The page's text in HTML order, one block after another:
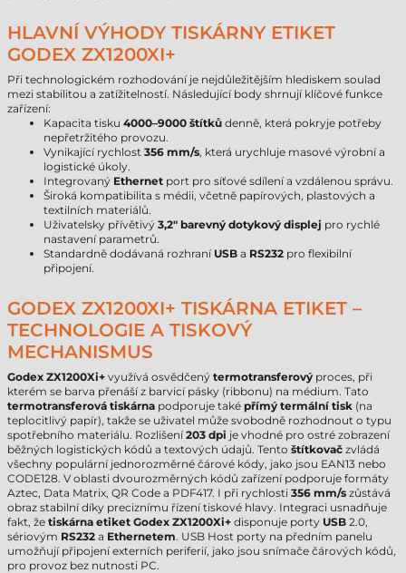
HLAVNÍ VÝHODY TISKÁRNY ETIKET
GODEX ZX1200XI+
Při technologickém rozhodování je nejdůležitějším hlediskem soulad
mezi stabilitou a zatížitelností. Následující body shrnují klíčové funkce
zařízení:
Kapacita tisku 4000–9000 štítků denně, která pokryje potřeby
nepřetržitého provozu.
Vynikající rychlost 356 mm/s, která urychluje masové výrobní a
logistické úkoly.
Integrovaný Ethernet port pro síťové sdílení a vzdálenou správu.
Široká kompatibilita s médii, včetně papírových, plastových a
textilních materiálů.
Uživatelsky přívětivý 3,2" barevný dotykový displej pro rychlé
nastavení parametrů.
Standardně dodávaná rozhraní USB a RS232 pro flexibilní
připojení.
GODEX ZX1200XI+ TISKÁRNA ETIKET –
TECHNOLOGIE A TISKOVÝ
MECHANISMUS
Godex ZX1200Xi+ využívá osvědčený termotransferový proces, při
kterém se barva přenáší z barvicí pásky (ribbonu) na médium. Tato
termotransferová tiskárna podporuje také přímý termální tisk (na
teplocitlivý papír), takže se uživatel může svobodně rozhodnout o typu
spotřebního materiálu. Rozlišení203 dpi je vhodné pro ostré zobrazení
běžných logistických kódů a textových údajů. Tento štítkovač zvládá
všechny populární jednorozměrné čárové kódy, jako jsou EAN13 nebo
CODE128. V oblasti dvourozměrných kódů zařízení podporuje formáty
Aztec, Data Matrix, QR Code a PDF417. I při rychlosti 356 mm/s zůstává
obraz stabilní díky preciznímu řízení tiskové hlavy. Integraci usnadňuje
fakt, že tiskárna etiket Godex ZX1200Xi+ disponuje porty USB 2.0,
sériovým RS232 a Ethernetem. USB Host porty na předním panelu
umožňují připojení externích periferií, jako jsou snímače čárových kódů,
pro provoz bez nutnosti PC.